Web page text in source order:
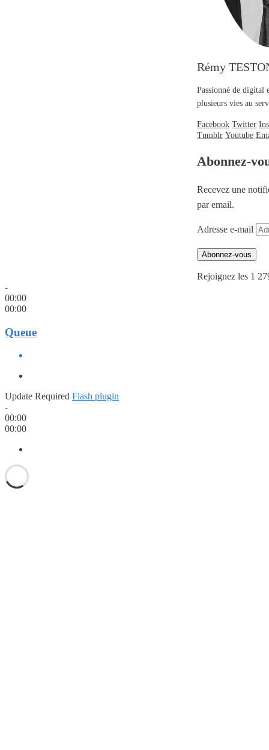
Rémy
Passionné de digital
plusieurs vies au
Facebook Twitter
Tumblr Youtube
Abonnez-
Recevez une
par email.
Adresse e-mail
Abonnez-vous
Rejoignez les 1
-
00:00
00:00
Queue
Update Required Flash plugin
-
00:00
00:00